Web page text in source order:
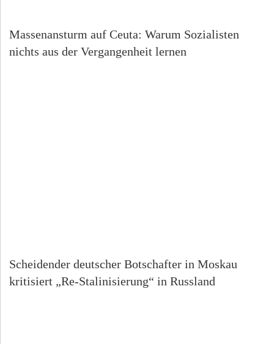
Massenansturm auf Ceuta: Warum Sozialisten
nichts aus der Vergangenheit lernen
Scheidender deutscher Botschafter in Moskau
kritisiert „Re-Stalinisierung“ in Russland